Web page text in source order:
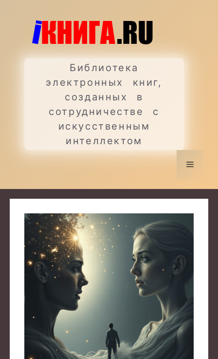
содержимому
Библиотека
электронных книг,
созданных в
сотрудничестве с
искусственным
интеллектом
Меню